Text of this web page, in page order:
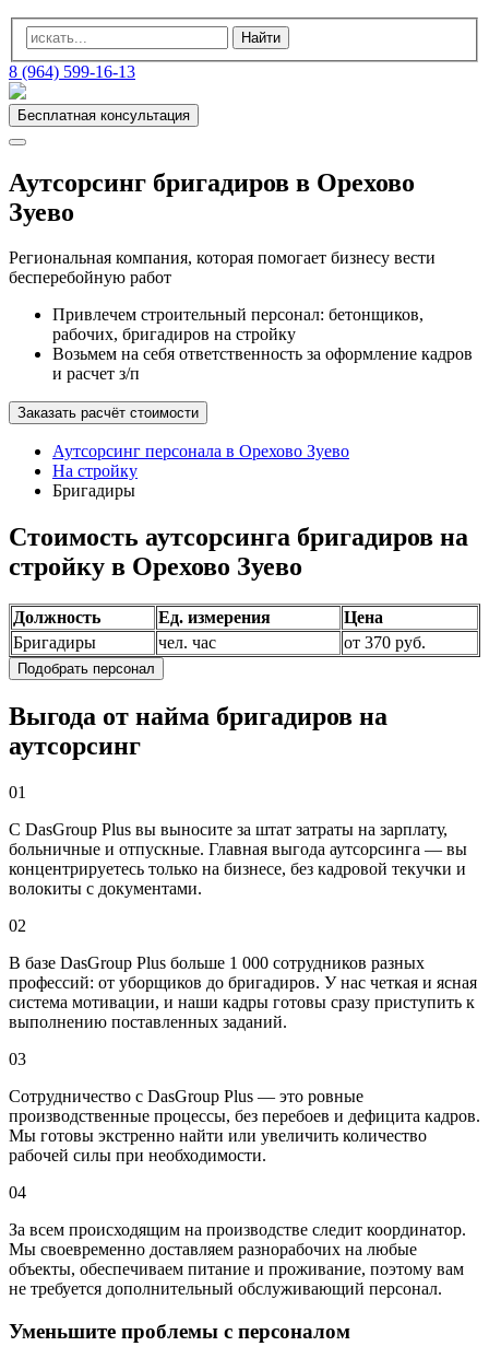
8 (964) 599-16-13
Бесплатная консультация
Аутсорсинг бригадиров в Орехово
Зуево
Региональная компания, которая помогает бизнесу вести
бесперебойную работ
Привлечем строительный персонал: бетонщиков,
рабочих, бригадиров на стройку
Возьмем на себя ответственность за оформление кадров
и расчет з/п
Заказать расчёт стоимости
Аутсорсинг персонала в Орехово Зуево
На стройку
Бригадиры
Стоимость аутсорсинга бригадиров на
стройку в Орехово Зуево
Должность Ед. измерения
Цена
Бригадиры
чел. час от 370 руб.
Подобрать персонал
Выгода от найма бригадиров на
аутсорсинг
01
С DasGroup Plus вы выносите за штат затраты на зарплату,
больничные и отпускные. Главная выгода аутсорсинга — вы
концентрируетесь только на бизнесе, без кадровой текучки и
волокиты с документами.
02
В базе DasGroup Plus больше 1 000 сотрудников разных
профессий: от уборщиков до бригадиров. У нас четкая и ясная
система мотивации, и наши кадры готовы сразу приступить к
выполнению поставленных заданий.
03
Сотрудничество с DasGroup Plus — это ровные
производственные процессы, без перебоев и дефицита кадров.
Мы готовы экстренно найти или увеличить количество
рабочей силы при необходимости.
04
За всем происходящим на производстве следит координатор.
Мы своевременно доставляем разнорабочих на любые
объекты, обеспечиваем питание и проживание, поэтому вам
не требуется дополнительный обслуживающий персонал.
Уменьшите проблемы с персоналом